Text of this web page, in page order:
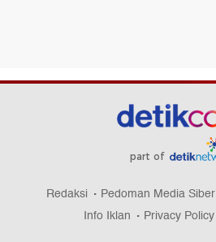
part of
Redaksi Pedoman Media Siber
Info Iklan
Privacy Policy